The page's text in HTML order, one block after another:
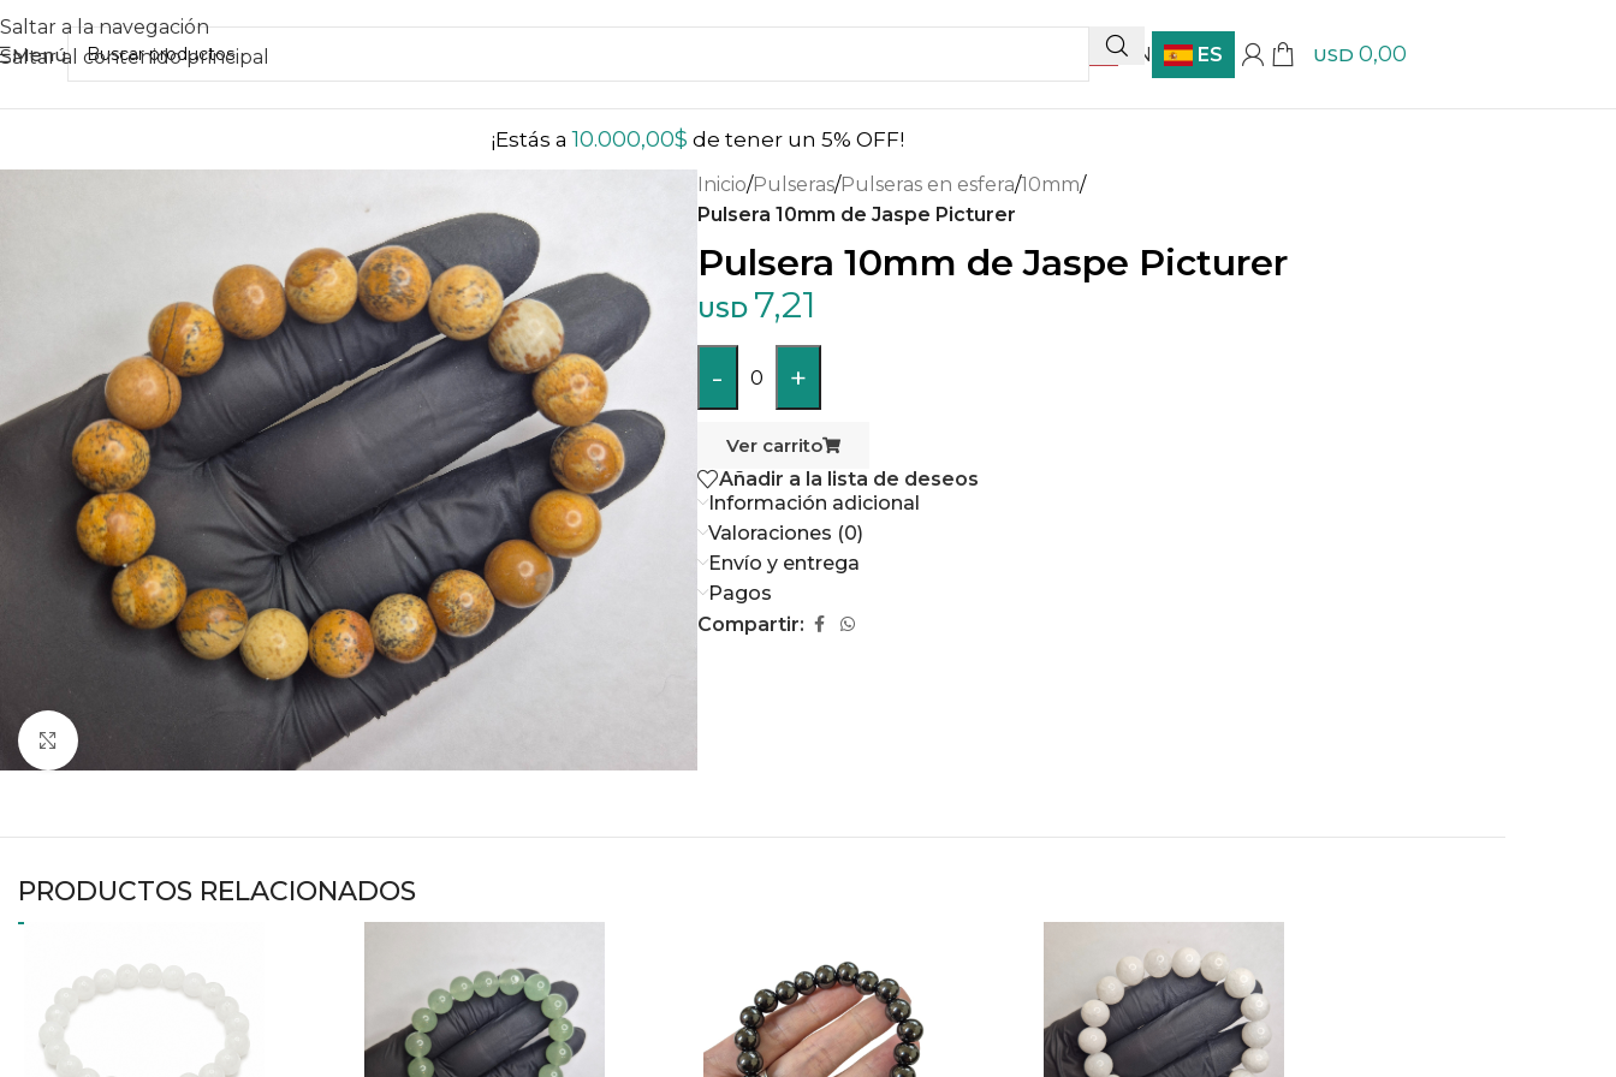
Saltar a la navegación
Saltar al contenido principal
Menú EN ES USD 0,00
¡Estás a10.000,00$ de tener un 5% OFF!
Haga clic para ampliar
Inicio/Pulseras/Pulseras en esfera/10mm/
Pulsera 10mm de Jaspe Picturer
Pulsera 10mm de Jaspe Picturer
USD 7,21
- 0 +
Ver carrito
Añadir a la lista de deseos
Información adicional
Valoraciones (0)
Envío y entrega
Pagos
Compartir:
PRODUCTOS RELACIONADOS